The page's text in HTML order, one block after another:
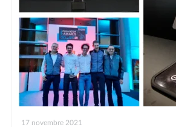
17 novembre 2021